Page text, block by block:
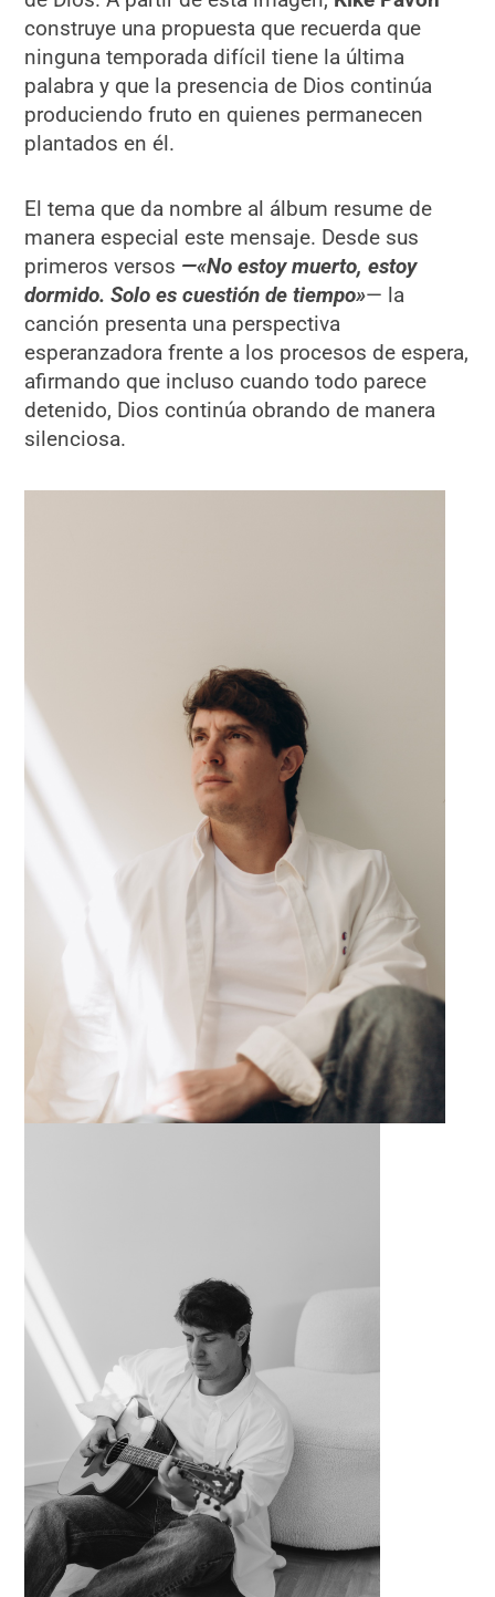
construye una propuesta que recuerda que
ninguna temporada difícil tiene la última
palabra y que la presencia de Dios continúa
produciendo fruto en quienes permanecen
plantados en él.
El tema que da nombre al álbum resume de
manera especial este mensaje. Desde sus
primeros versos —«No estoy muerto, estoy
dormido. Solo es cuestión de tiempo»— la
canción presenta una perspectiva
esperanzadora frente a los procesos de espera,
afirmando que incluso cuando todo parece
detenido, Dios continúa obrando de manera
silenciosa.